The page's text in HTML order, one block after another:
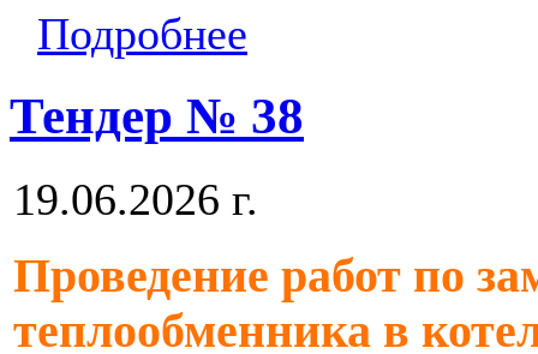
Подробнее
Тендер № 38
19.06.2026 г.
Проведение работ по
теплообменника в